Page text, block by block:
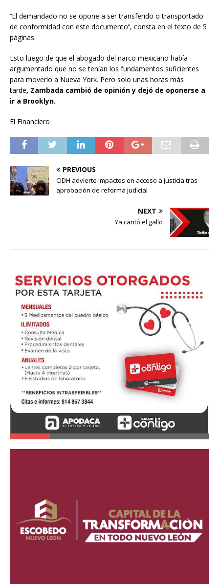
‘’El demandado no se opone a ser transferido o transportado
de conformidad con este documento’’, consta en el texto de 5
páginas.
Esto luego de que el abogado del narco mexicano había
argumentado que no se tenían los fundamentos suficientes
para moverlo a Nueva York. Pero solo unas horas más
tarde, Zambada cambió de opinión y dejó de oponerse a
ir a Brooklyn.
El Financiero
PREVIOUS
CIDH advierte impactos en acceso a justicia tras
aprobación de reforma judicial
NEXT
Ya cantó el gallo